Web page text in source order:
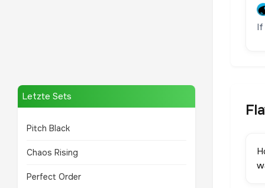
Letzte Sets
Pitch Black
Chaos Rising
Perfect Order
If